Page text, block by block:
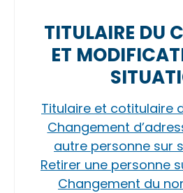
TITULAIRE DU
ET
Titulaire et cotitulaire
Changement
autre personne sur
Retirer une personne
Changement du